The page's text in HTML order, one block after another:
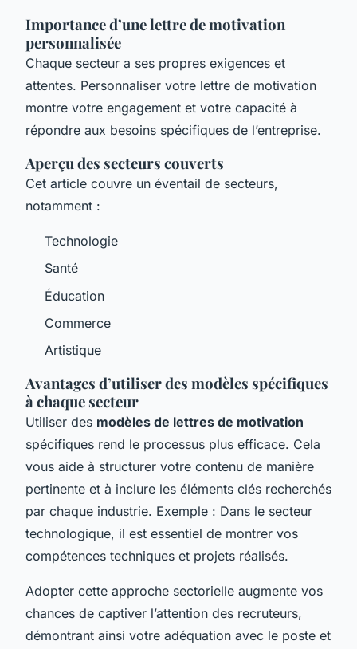
Importance d’une lettre de motivation
personnalisée
Chaque secteur a ses propres exigences et
attentes. Personnaliser votre lettre de motivation
montre votre engagement et votre capacité à
répondre aux besoins spécifiques de l’entreprise.
Aperçu des secteurs couverts
Cet article couvre un éventail de secteurs,
notamment :
Technologie
Santé
Éducation
Commerce
Artistique
Avantages d’utiliser des modèles spécifiques
à chaque secteur
Utiliser des modèles de lettres de motivation
spécifiques rend le processus plus efficace. Cela
vous aide à structurer votre contenu de manière
pertinente et à inclure les éléments clés recherchés
par chaque industrie. Exemple : Dans le secteur
technologique, il est essentiel de montrer vos
compétences techniques et projets réalisés.
Adopter cette approche sectorielle augmente vos
chances de captiver l’attention des recruteurs,
démontrant ainsi votre adéquation avec le poste et